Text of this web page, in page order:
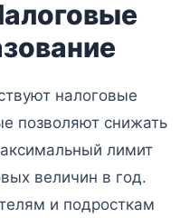
налоговые
позволяют снижать
лимит
величин в год.
и подросткам